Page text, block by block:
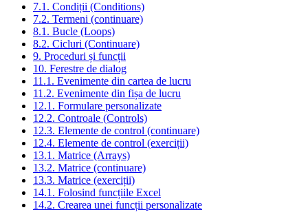
7.1. Condiții (Conditions)
7.2. Termeni (continuare)
8.1. Bucle (Loops)
8.2. Cicluri (Continuare)
9. Proceduri și funcții
10. Ferestre de dialog
11.1. Evenimente din cartea de lucru
11.2. Evenimente din fișa de lucru
12.1. Formulare personalizate
12.2. Controale (Controls)
12.3. Elemente de control (continuare)
12.4. Elemente de control (exerciții)
13.1. Matrice (Arrays)
13.2. Matrice (continuare)
13.3. Matrice (exerciții)
14.1. Folosind funcțiile Excel
14.2. Crearea unei funcții personalizate